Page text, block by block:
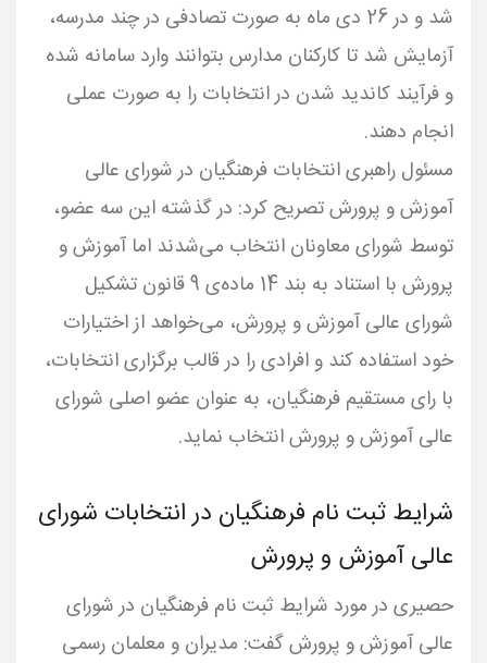
شد و در 26 دی ماه به صورت تصادفی در چند مدرسه،
آزمایش شد تا کارکنان مدارس بتوانند وارد سامانه شده
و فرآیند کاندید شدن در انتخابات را به صورت عملی
مسئول راهبری انتخابات فرهنگیان در شورای عالی
آموزش و پرورش تصریح کرد: در گذشته این سه عضو،
توسط شورای معاونان انتخاب می‌شدند اما آموزش و
پرورش با استناد به بند 14 ماده‌ی 9 قانون تشکیل
شورای عالی آموزش و پرورش، می‌خواهد از اختیارات
خود استفاده کند و افرادی را در قالب برگزاری انتخابات،
با رای مستقیم فرهنگیان، به عنوان عضو اصلی شورای
عالی آموزش و پرورش انتخاب نماید.
شرایط ثبت نام فرهنگیان در انتخابات شورای
عالی آموزش و پرورش
حصیری در مورد شرایط ثبت نام فرهنگیان در شورای
عالی آموزش و پرورش گفت: مدیران و معلمان رسمی